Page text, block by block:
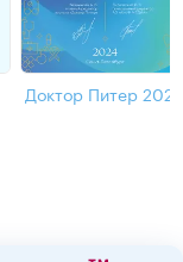
Доктор Питер